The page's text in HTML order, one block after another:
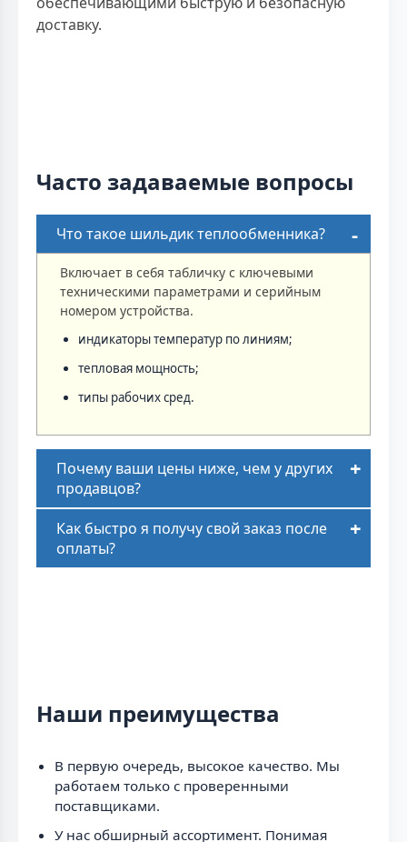
доставку.
Часто задаваемые вопросы
Что такое шильдик теплообменника?
Включает в себя табличку с ключевыми
техническими параметрами и серийным
номером устройства.
индикаторы температур по линиям;
тепловая мощность;
типы рабочих сред.
Почему ваши цены ниже, чем у других
продавцов?
Как быстро я получу свой заказ после
оплаты?
Наши преимущества
В первую очередь, высокое качество. Мы
работаем только с проверенными
поставщиками.
У нас обширный ассортимент. Понимая